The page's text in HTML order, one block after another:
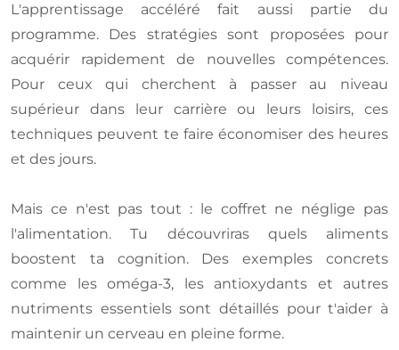
L'apprentissage accéléré fait aussi partie du
programme. Des stratégies sont proposées pour
acquérir rapidement de nouvelles compétences.
Pour ceux qui cherchent à passer au niveau
supérieur dans leur carrière ou leurs loisirs, ces
techniques peuvent te faire économiser des heures
et des jours.
Mais ce n'est pas tout : le coffret ne néglige pas
l'alimentation. Tu découvriras quels aliments
boostent ta cognition. Des exemples concrets
comme les oméga-3, les antioxydants et autres
nutriments essentiels sont détaillés pour t'aider à
maintenir un cerveau en pleine forme.